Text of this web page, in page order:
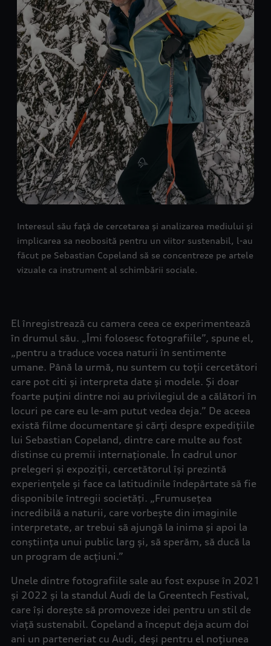
Interesul său față de cercetarea și analizarea mediului și
implicarea sa neobosită pentru un viitor sustenabil, l-au
făcut pe Sebastian Copeland să se concentreze pe artele
vizuale ca instrument al schimbării sociale.
El înregistrează cu camera ceea ce experimentează
în drumul său. „Îmi folosesc fotografiile”, spune el,
„pentru a traduce vocea naturii în sentimente
umane. Până la urmă, nu suntem cu toții cercetători
care pot citi și interpreta date și modele. Și doar
foarte puțini dintre noi au privilegiul de a călători în
locuri pe care eu le-am putut vedea deja.” De aceea
există filme documentare și cărți despre expedițiile
lui Sebastian Copeland, dintre care multe au fost
distinse cu premii internaționale. În cadrul unor
prelegeri și expoziții, cercetătorul își prezintă
experiențele și face ca latitudinile îndepărtate să fie
disponibile întregii societăți. „Frumusețea
incredibilă a naturii, care vorbește din imaginile
interpretate, ar trebui să ajungă la inima și apoi la
conștiința unui public larg și, să sperăm, să ducă la
un program de acțiuni.”
Unele dintre fotografiile sale au fost expuse în 2021
și 2022 și la standul Audi de la Greentech Festival,
care își dorește să promoveze idei pentru un stil de
viață sustenabil. Copeland a început deja acum doi
ani un parteneriat cu Audi, deși pentru el noțiunea